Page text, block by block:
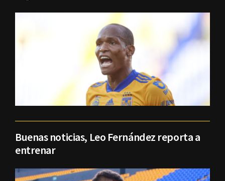
Buenas noticias, Leo Fernández reporta a
entrenar